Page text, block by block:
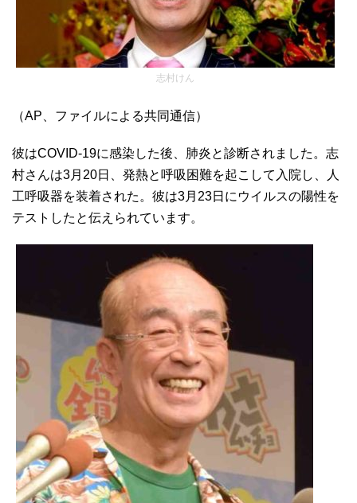
志村けん
（AP、ファイルによる共同通信）
彼はCOVID-19に感染した後、肺炎と診断されました。志
村さんは3月20日、発熱と呼吸困難を起こして入院し、人
工呼吸器を装着された。彼は3月23日にウイルスの陽性を
テストしたと伝えられています。